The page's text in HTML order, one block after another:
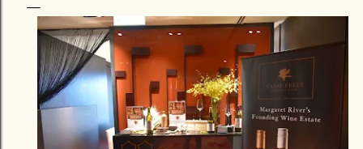
我，而計程車司機則說根本不關他的事，接著就說不然就叫警
察來處理。黑色保時捷休旅車駕駛卻說不用叫警察，他會負責
賠償我的損失，很主動地留下英文姓YUAN和行動電話號碼，
以及掏出一張千元鈔票，「體貼」地叫我去看醫生，並說星期
一在打電話和他聯絡。而我則是心裡在猶豫到底要不要報警處
理，因為覺得這場意外對我來說不是很嚴重 （不嚴重？ 一雙
新臺幣三千多元的耐吉慢跑鞋破損一隻、機車車頭左邊車殼受
損 ） 。我拿了一千元傻傻地自己忍著傷痛騎車看醫生。那兩